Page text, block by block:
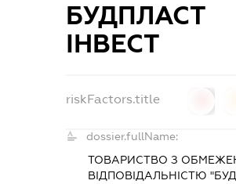
БУДПЛАСТ
ІНВЕСТ
riskFactors.title
dossier.fullName:
ТОВАРИСТВО З
ВІДПОВІДАЛЬНІСТЮ